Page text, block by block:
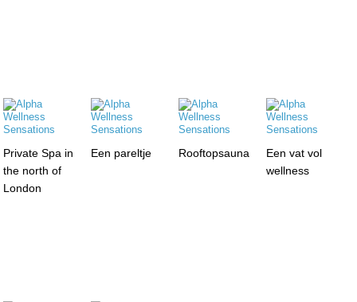
Private Spa in
the north of
London
Een pareltje Rooftopsauna
Een vat vol
wellness